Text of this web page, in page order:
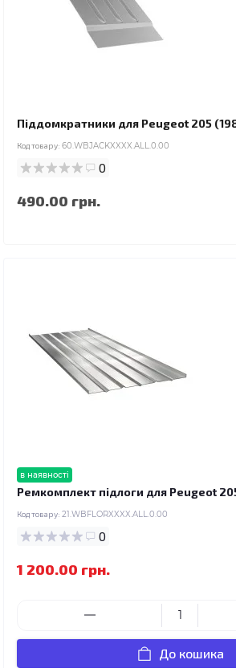
Піддомкратники для Peugeot 205
Код товару: 60.WBJACKXXXX.ALL.0.00
0
490.00 грн.
в наявності
Ремкомплект підлоги для Peugeot
Код товару: 21.WBFLORXXXX.ALL.0.00
0
1 200.00 грн.
До кошика